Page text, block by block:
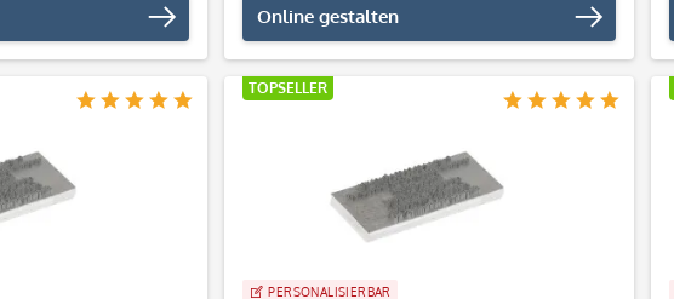
Online gestalten
TOPSELLER
PERSONALISIERBAR